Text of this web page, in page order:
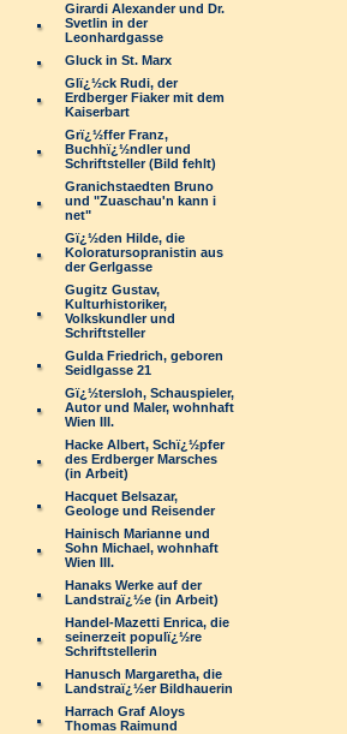
Girardi Alexander und Dr.
Svetlin in der
Leonhardgasse
Gluck in St. Marx
Glï¿½ck Rudi, der
Erdberger Fiaker mit dem
Kaiserbart
Grï¿½ffer Franz,
Buchhï¿½ndler und
Schriftsteller (Bild fehlt)
Granichstaedten Bruno
und "Zuaschau'n kann i
net"
Gï¿½den Hilde, die
Koloratursopranistin aus
der Gerlgasse
Gugitz Gustav,
Kulturhistoriker,
Volkskundler und
Schriftsteller
Gulda Friedrich, geboren
Seidlgasse 21
Gï¿½tersloh, Schauspieler,
Autor und Maler, wohnhaft
Wien III.
Hacke Albert, Schï¿½pfer
des Erdberger Marsches
(in Arbeit)
Hacquet Belsazar,
Geologe und Reisender
Hainisch Marianne und
Sohn Michael, wohnhaft
Wien III.
Hanaks Werke auf der
Landstraï¿½e (in Arbeit)
Handel-Mazetti Enrica, die
seinerzeit populï¿½re
Schriftstellerin
Hanusch Margaretha, die
Landstraï¿½er Bildhauerin
Harrach Graf Aloys
Thomas Raimund